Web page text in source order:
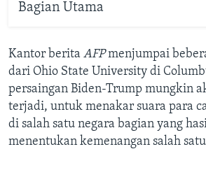
Bagian Utama
Kantor berita AFPmenjumpai
dari Ohio State University di
persaingan Biden-Trump mungkin
terjadi, untuk menakar suara para
di salah satu negara bagian yang
menentukan kemenangan salah